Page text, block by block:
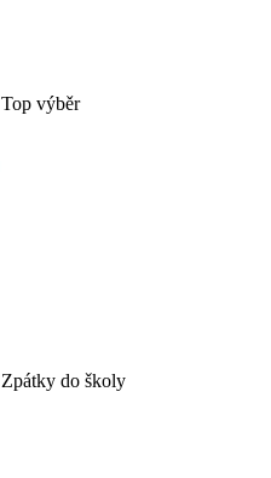
Top výběr
Zpátky do školy